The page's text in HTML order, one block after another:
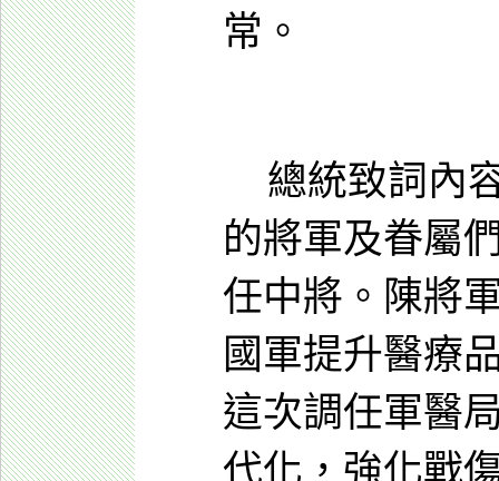
常。
總統致詞內
的將軍及眷屬
任中將。陳將
國軍提升醫療
這次調任軍醫
代化，強化戰